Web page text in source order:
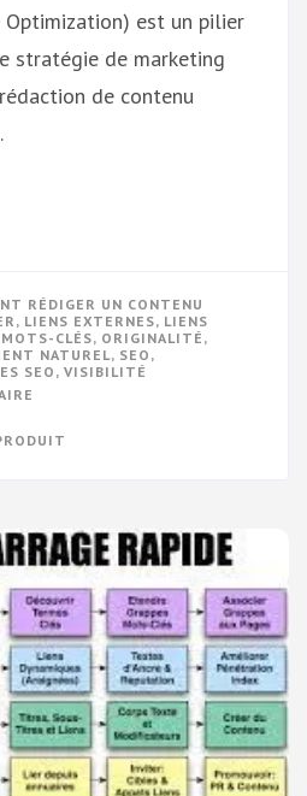
Optimization) est un pilier
stratégie de marketing
de contenu
RÉDIGER UN CONTENU
, LIENS EXTERNES, LIENS
MOTS-CLÉS, ORIGINALITÉ ,
NATUREL, SEO ,
SEO , VISIBILITÉ
POUR
EFFICACE